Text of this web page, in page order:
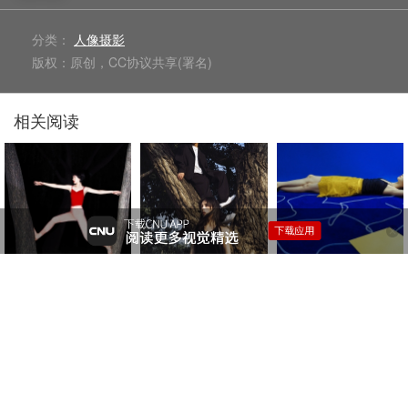
分类： 人像摄影
版权：原创，CC协议共享(署名)
相关阅读